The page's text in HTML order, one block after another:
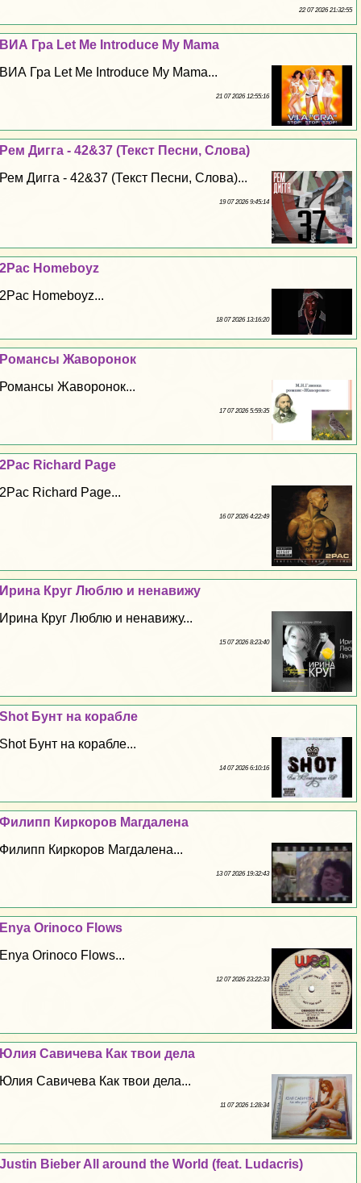
22 07 2026 21:32:55
ВИА Гра Let Me Introduce My Mama
ВИА Гра Let Me Introduce My Mama...
21 07 2026 12:55:16
Рем Дигга - 42&37 (Текст Песни, Слова)
Рем Дигга - 42&37 (Текст Песни, Слова)...
19 07 2026 9:45:14
2Pac Homeboyz
2Pac Homeboyz...
18 07 2026 13:16:20
Романсы Жаворонок
Романсы Жаворонок...
17 07 2026 5:59:35
2Pac Richard Page
2Pac Richard Page...
16 07 2026 4:22:49
Ирина Круг Люблю и ненавижу
Ирина Круг Люблю и ненавижу...
15 07 2026 8:23:40
Shot Бунт на корабле
Shot Бунт на корабле...
14 07 2026 6:10:16
Филипп Киркоров Магдалена
Филипп Киркоров Магдалена...
13 07 2026 19:32:43
Enya Orinoco Flows
Enya Orinoco Flows...
12 07 2026 23:22:33
Юлия Савичева Как твои дела
Юлия Савичева Как твои дела...
11 07 2026 1:28:34
Justin Bieber All around the World (feat. Ludacris)